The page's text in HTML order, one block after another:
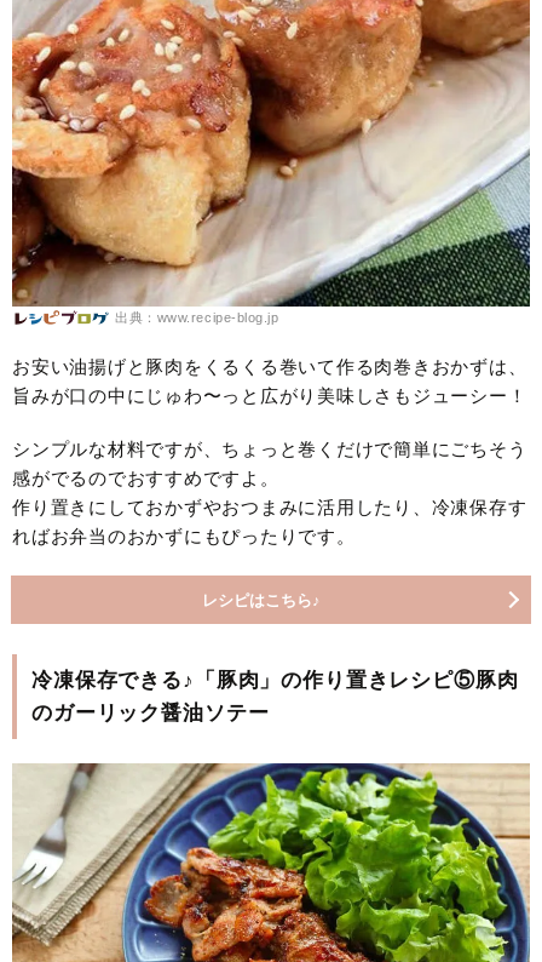
出典：www.recipe-blog.jp
お安い油揚げと豚肉をくるくる巻いて作る肉巻きおかずは、
旨みが口の中にじゅわ〜っと広がり美味しさもジューシー！
シンプルな材料ですが、ちょっと巻くだけで簡単にごちそう
感がでるのでおすすめですよ。
作り置きにしておかずやおつまみに活用したり、冷凍保存す
ればお弁当のおかずにもぴったりです。
レシピはこちら♪
冷凍保存できる♪「豚肉」の作り置きレシピ⑤豚肉
のガーリック醤油ソテー